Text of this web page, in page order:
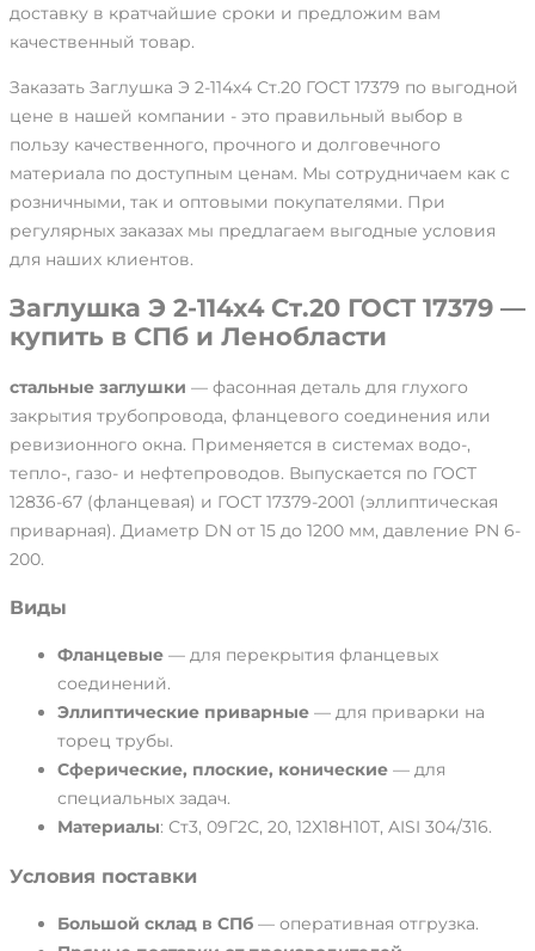
доставку в кратчайшие сроки и предложим вам
качественный товар.
Заказать Заглушка Э 2-114х4 Ст.20 ГОСТ 17379 по выгодной
цене в нашей компании - это правильный выбор в
пользу качественного, прочного и долговечного
материала по доступным ценам. Мы сотрудничаем как с
розничными, так и оптовыми покупателями. При
регулярных заказах мы предлагаем выгодные условия
для наших клиентов.
Заглушка Э 2-114х4 Ст.20 ГОСТ 17379 —
купить в СПб и Ленобласти
стальные заглушки — фасонная деталь для глухого
закрытия трубопровода, фланцевого соединения или
ревизионного окна. Применяется в системах водо-,
тепло-, газо- и нефтепроводов. Выпускается по ГОСТ
12836-67 (фланцевая) и ГОСТ 17379-2001 (эллиптическая
приварная). Диаметр DN от 15 до 1200 мм, давление PN 6-
200.
Виды
Фланцевые — для перекрытия фланцевых
соединений.
Эллиптические приварные — для приварки на
торец трубы.
Сферические, плоские, конические — для
специальных задач.
Материалы: Ст3, 09Г2С, 20, 12Х18Н10Т, AISI 304/316.
Условия поставки
Большой склад в СПб — оперативная отгрузка.